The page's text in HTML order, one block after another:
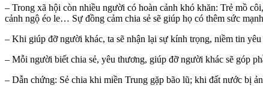
– Trong xã hội còn nhiều người có hoàn cảnh khó khăn: Trẻ mồ
cảnh ngộ éo le… Sự đồng cảm chia sẻ sẽ giúp họ có thêm sức
– Khi giúp đỡ người khác, ta sẽ nhận lại sự kính trọng, niềm tin
– Mỗi người biết chia sẻ, yêu thương, giúp đỡ người khác sẽ góp
– Dẫn chứng: Sẻ chia khi miền Trung gặp bão lũ; khi đất nước bị